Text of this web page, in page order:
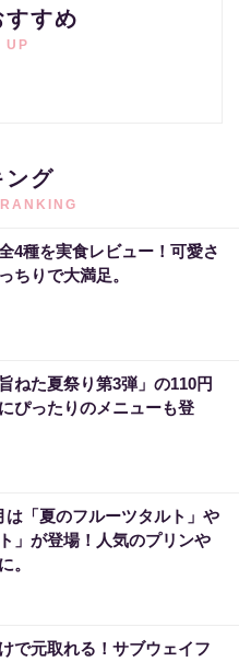
すめ
UP
ング
4種を実食レビュー！可愛さ
ちりで大満足。
ねた夏祭り第3弾」の110円
ぴったりのメニューも登
は「夏のフルーツタルト」や
」が登場！人気のプリンや
。
で元取れる！サブウェイフ